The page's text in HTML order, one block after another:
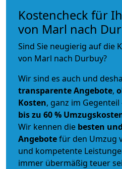
Kostencheck für
von Marl nach
Sind Sie neugierig auf die
von Marl nach Durbuy?
Wir sind es auch und
transparente Angebote,
Kosten, ganz im Gegenteil
bis zu 60 %
Wir kennen die besten
Angebotefür den Umzug
und kompetente
immer übermäßig teuer